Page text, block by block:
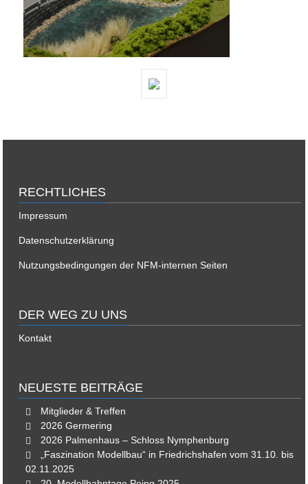
RECHTLICHES
Impressum
Datenschutzerklärung
Nutzungsbedingungen der NFM-internen Seiten
DER WEG ZU UNS
Kontakt
NEUESTE BEITRÄGE
Mitglieder & Treffen
2026 Germering
2026 Palmenhaus – Schloss Nymphenburg
„Faszination Modellbau“ in Friedrichshafen vom 31.10. bis
02.11.2025